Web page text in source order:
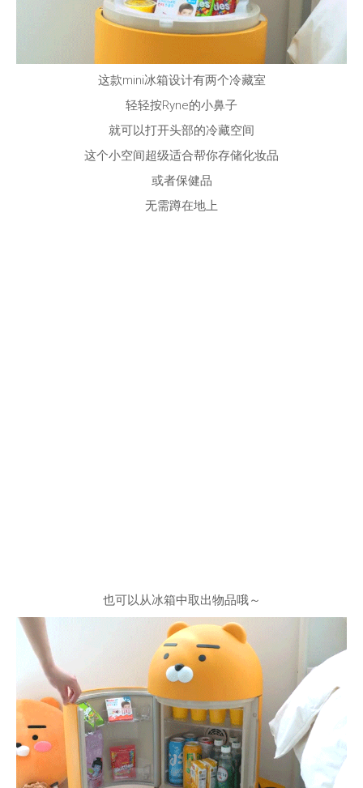
这款mini冰箱设计有两个冷藏室
轻轻按Ryne的小鼻子
就可以打开头部的冷藏空间
这个小空间超级适合帮你存储化妆品
或者保健品
无需蹲在地上
也可以从冰箱中取出物品哦～